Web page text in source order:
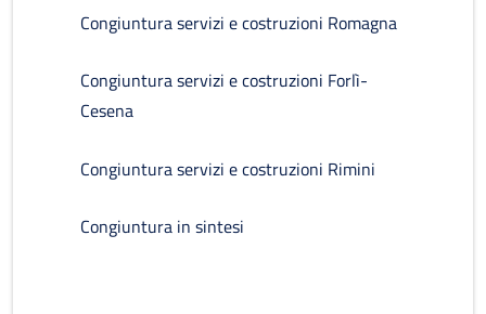
Congiuntura servizi e costruzioni Romagna
Congiuntura servizi e costruzioni Forlì-
Cesena
Congiuntura servizi e costruzioni Rimini
Congiuntura in sintesi